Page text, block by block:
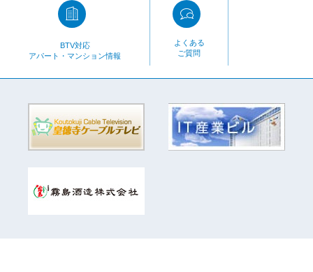
BTV対応
アパート・マンション情報
よくある
ご質問